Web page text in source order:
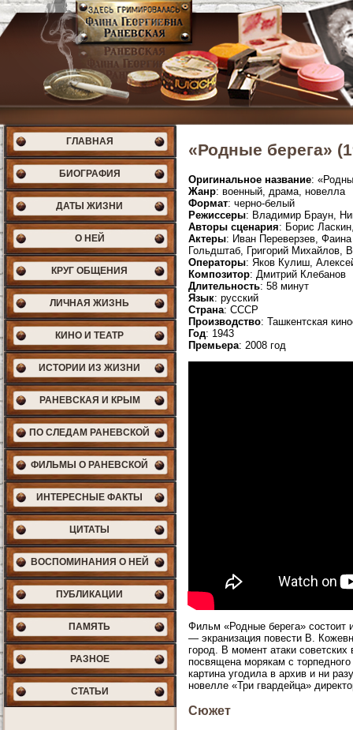
ГЛАВНАЯ
БИОГРАФИЯ
ДАТЫ ЖИЗНИ
О НЕЙ
КРУГ ОБЩЕНИЯ
ЛИЧНАЯ ЖИЗНЬ
КИНО И ТЕАТР
ИСТОРИИ ИЗ ЖИЗНИ
РАНЕВСКАЯ И КРЫМ
ПО СЛЕДАМ РАНЕВСКОЙ
ФИЛЬМЫ О РАНЕВСКОЙ
ИНТЕРЕСНЫЕ ФАКТЫ
ЦИТАТЫ
ВОСПОМИНАНИЯ О НЕЙ
ПУБЛИКАЦИИ
ПАМЯТЬ
РАЗНОЕ
СТАТЬИ
«Родные берега»
Оригинальное название:
Жанр: военный, драма, новелла
Формат: черно-белый
Режиссеры: Владимир Браун,
Авторы сценария: Борис
Актеры: Иван Переверзев,
Гольдштаб, Григорий Михайлов,
Операторы: Яков Кулиш,
Композитор: Дмитрий Клебанов
Длительность: 58 минут
Язык: русский
Страна: СССР
Производство: Ташкентская
Год: 1943
Премьера: 2008 год
Фильм «Родные берега» состоит
— экранизация повести В.
город. В момент атаки
посвящена морякам с
картина угодила в архив и ни
новелле «Три гвардейца»
Сюжет